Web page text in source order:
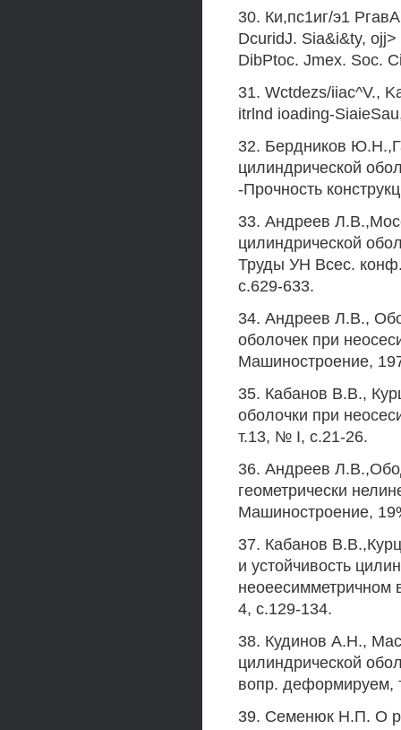
30. Ки,пс1иг/э1
DcuridJ. Sia&i&ty,
DibPtoc. Jmex. Soc.
31. Wctdezs/iiac^V.,
itrlnd ioading-
32. Бердников
цилиндрической
-Прочность
33. Андреев
цилиндрической
Труды УН Всес.
с.629-633.
34. Андреев Л.В.,
оболочек при
Машиностроение,
35. Кабанов В.В.,
оболочки при
т.13, № I, с.21-26.
36. Андреев
геометрически
Машиностроение,
37. Кабанов
и устойчивость
4, с.129-134.
38. Кудинов А.Н.,
цилиндрической
вопр. деформируем,
39. Семенюк Н.П. О